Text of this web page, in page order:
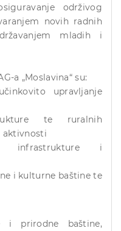
održivog
novih radnih
mladih i
a „Moslavina“ su:
upravljanje
te ruralnih
aktivnosti
infrastrukture i
i kulturne baštine te
i prirodne baštine,